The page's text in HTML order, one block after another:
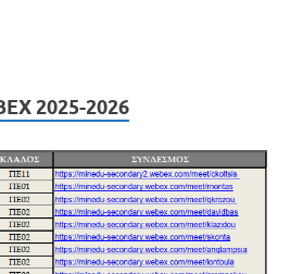
2025-2026